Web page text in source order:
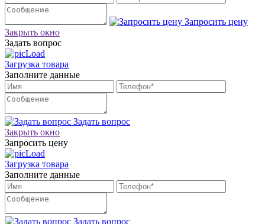
Запросить цену
Закрыть окно
Задать вопрос
Загрузка товара
Заполните данные
Задать вопрос
Закрыть окно
Запросить цену
Загрузка товара
Заполните данные
Задать вопрос